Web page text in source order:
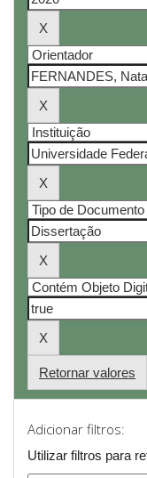
Retornar valores
Adicionar filtros:
Utilizar filtros para